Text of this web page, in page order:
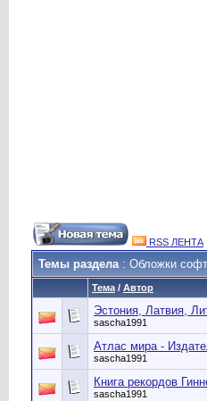
RSS ЛЕНТА
Темы раздела: Обложки
Тема / Автор
Эстония, Латвия,
sascha1991
Атлас мира -
sascha1991
Книга рекордов
sascha1991